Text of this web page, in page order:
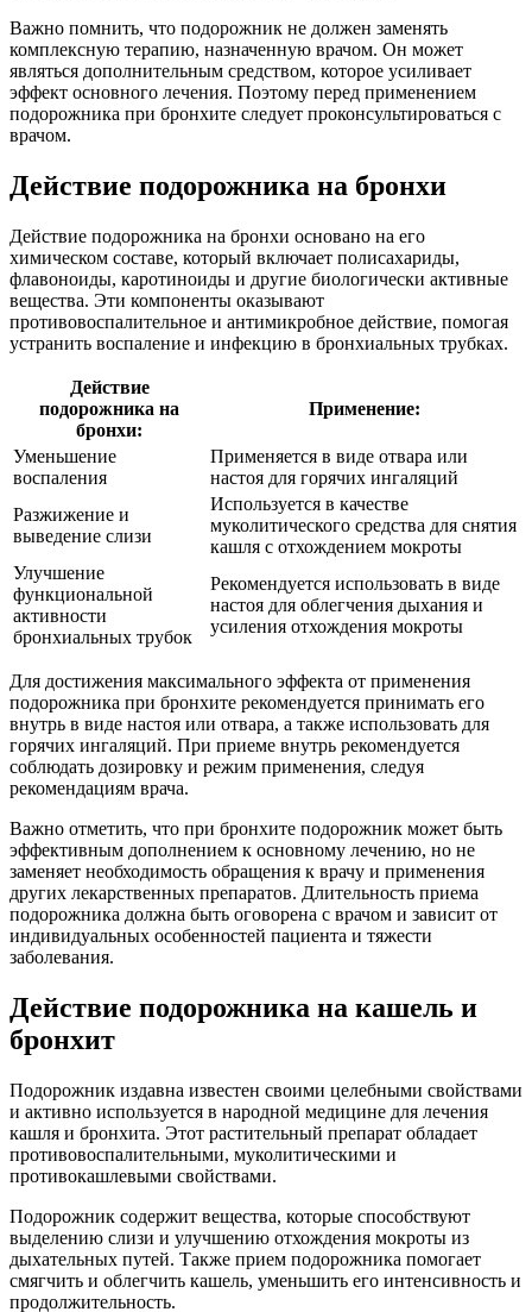
Важно помнить, что подорожник не должен заменять
комплексную терапию, назначенную врачом. Он может
являться дополнительным средством, которое усиливает
эффект основного лечения. Поэтому перед применением
подорожника при бронхите следует проконсультироваться с
врачом.
Действие подорожника на бронхи
Действие подорожника на бронхи основано на его
химическом составе, который включает полисахариды,
флавоноиды, каротиноиды и другие биологически активные
вещества. Эти компоненты оказывают
противовоспалительное и антимикробное действие, помогая
устранить воспаление и инфекцию в бронхиальных трубках.
Действие
подорожника на
бронхи:
Применение:
Уменьшение
воспаления
Применяется в виде отвара или
настоя для горячих ингаляций
Разжижение и
выведение слизи
Используется в качестве
муколитического средства для снятия
кашля с отхождением мокроты
Улучшение
функциональной
активности
бронхиальных трубок
Рекомендуется использовать в виде
настоя для облегчения дыхания и
усиления отхождения мокроты
Для достижения максимального эффекта от применения
подорожника при бронхите рекомендуется принимать его
внутрь в виде настоя или отвара, а также использовать для
горячих ингаляций. При приеме внутрь рекомендуется
соблюдать дозировку и режим применения, следуя
рекомендациям врача.
Важно отметить, что при бронхите подорожник может быть
эффективным дополнением к основному лечению, но не
заменяет необходимость обращения к врачу и применения
других лекарственных препаратов. Длительность приема
подорожника должна быть оговорена с врачом и зависит от
индивидуальных особенностей пациента и тяжести
заболевания.
Действие подорожника на кашель и
бронхит
Подорожник издавна известен своими целебными свойствами
и активно используется в народной медицине для лечения
кашля и бронхита. Этот растительный препарат обладает
противовоспалительными, муколитическими и
противокашлевыми свойствами.
Подорожник содержит вещества, которые способствуют
выделению слизи и улучшению отхождения мокроты из
дыхательных путей. Также прием подорожника помогает
смягчить и облегчить кашель, уменьшить его интенсивность и
продолжительность.